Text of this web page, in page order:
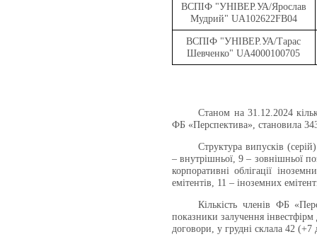
ВСПІФ "УНІВЕР.УА/Ярослав
Мудрий" UA102622FB04
ВСПІФ "УНІВЕР.УА/Тарас
Шевченко" UA4000100705
Станом на 31.12.2024
ФБ «Перспектива», становила
Структура випусків
– внутрішньої, 9 – зовнішньої
корпоративні облігації
емітентів, 11 – іноземних
Кількість членів ФБ
показники залучення
договори, у грудні склала 42 (+7